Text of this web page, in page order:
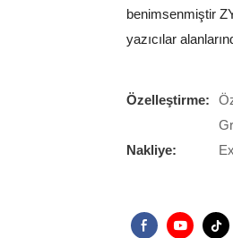
benimsenmiştir
yazıcılar
Özelleştirme:
Nakliye: